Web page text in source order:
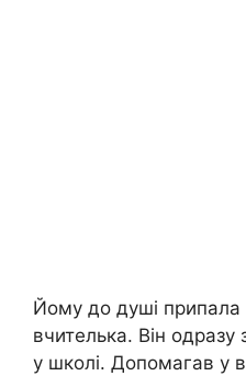
Йому до душі припала
вчителька. Він
у школі. Допомагав у